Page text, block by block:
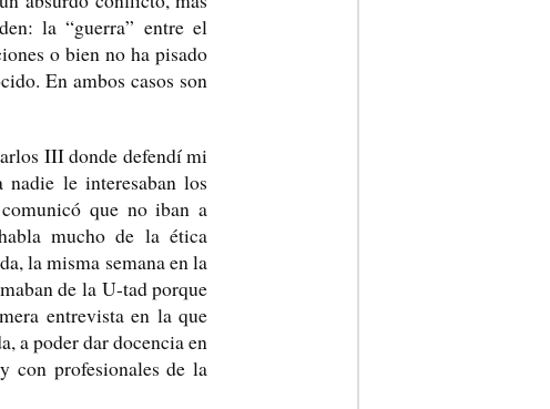
la “guerra” entre el
o bien no ha pisado
En ambos casos son
III donde defendí mi
le interesaban los
que no iban a
mucho de la ética
la misma semana en la
de la U-tad porque
entrevista en la que
a poder dar docencia en
con profesionales de la